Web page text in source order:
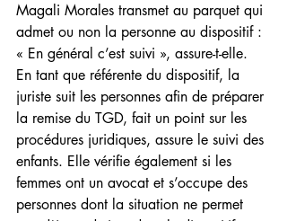
Magali Morales transmet au parquet qui
admet ou non la personne au dispositif :
« En général c’est suivi », assure-t-elle.
En tant que référente du dispositif, la
juriste suit les personnes afin de préparer
la remise du TGD, fait un point sur les
procédures juridiques, assure le suivi des
enfants. Elle vérifie également si les
femmes ont un avocat et s’occupe des
personnes dont la situation ne permet